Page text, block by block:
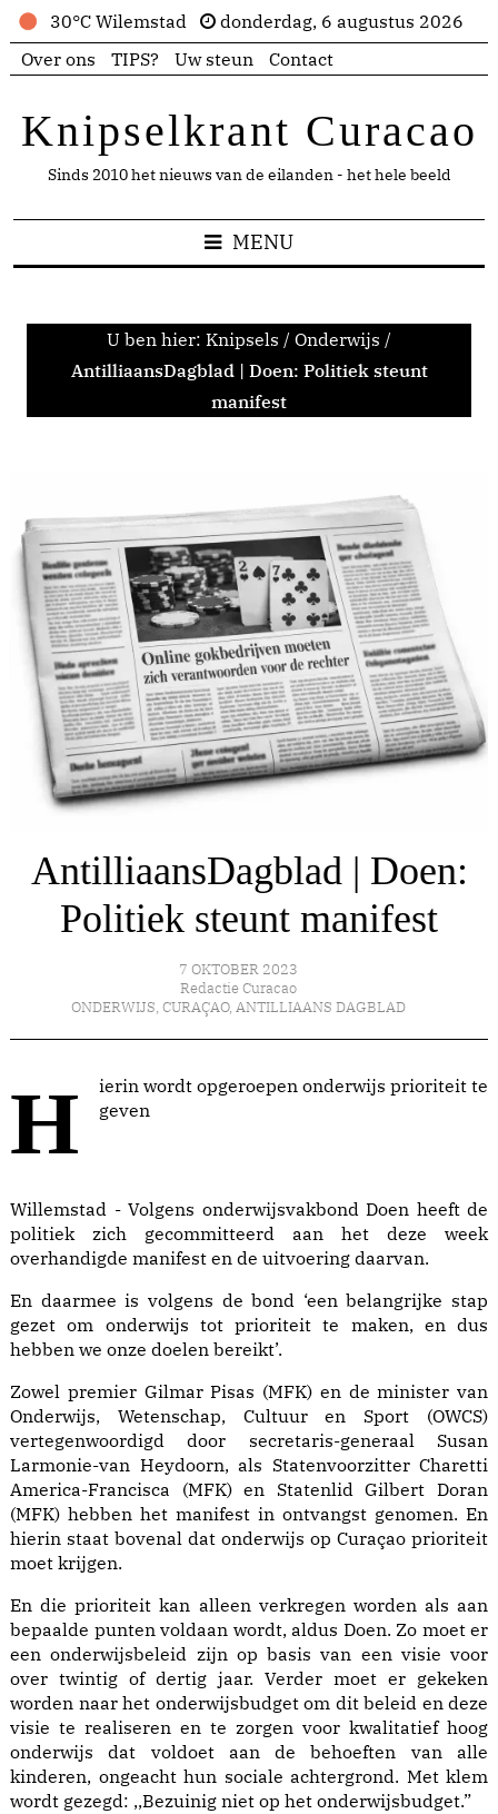
30°C Wilemstad
donderdag, 6 augustus 2026
Over ons
TIPS? Uw steun Contact
Knipselkrant Curacao
Sinds 2010 het nieuws van de eilanden - het hele beeld
MENU
U ben hier: Knipsels / Onderwijs /
AntilliaansDagblad | Doen: Politiek steunt
manifest
AntilliaansDagblad | Doen:
Politiek steunt manifest
7 OKTOBER 2023
Redactie Curacao
ONDERWIJS, CURAÇAO, ANTILLIAANS DAGBLAD
Hierin wordt opgeroepen onderwijs prioriteit te geven
Willemstad - Volgens onderwijsvakbond Doen heeft de
politiek zich gecommitteerd aan het deze week
overhandigde manifest en de uitvoering daarvan.
En daarmee is volgens de bond ‘een belangrijke stap
gezet om onderwijs tot prioriteit te maken, en dus
hebben we onze doelen bereikt’.
Zowel premier Gilmar Pisas (MFK) en de minister van
Onderwijs, Wetenschap, Cultuur en Sport (OWCS)
vertegenwoordigd door secretaris-generaal Susan
Larmonie-van Heydoorn, als Statenvoorzitter Charetti
America-Francisca (MFK) en Statenlid Gilbert Doran
(MFK) hebben het manifest in ontvangst genomen. En
hierin staat bovenal dat onderwijs op Curaçao prioriteit
moet krijgen.
En die prioriteit kan alleen verkregen worden als aan
bepaalde punten voldaan wordt, aldus Doen. Zo moet er
een onderwijsbeleid zijn op basis van een visie voor
over twintig of dertig jaar. Verder moet er gekeken
worden naar het onderwijsbudget om dit beleid en deze
visie te realiseren en te zorgen voor kwalitatief hoog
onderwijs dat voldoet aan de behoeften van alle
kinderen, ongeacht hun sociale achtergrond. Met klem
wordt gezegd: ,,Bezuinig niet op het onderwijsbudget.”